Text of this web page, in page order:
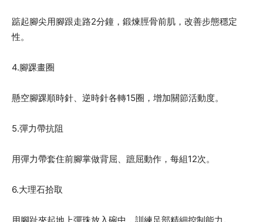
踮起腳尖用腳跟走路2分鐘，鍛煉脛骨前肌，改善步態穩定
性。
4.腳踝畫圈
懸空腳踝順時針、逆時針各轉15圈，增加關節活動度。
5.彈力帶抗阻
用彈力帶套住前腳掌做背屈、蹠屈動作，每組12次。
6.大理石拾取